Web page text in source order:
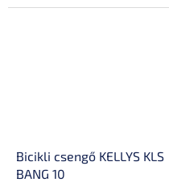
Bicikli csengő KELLYS KLS
BANG 10